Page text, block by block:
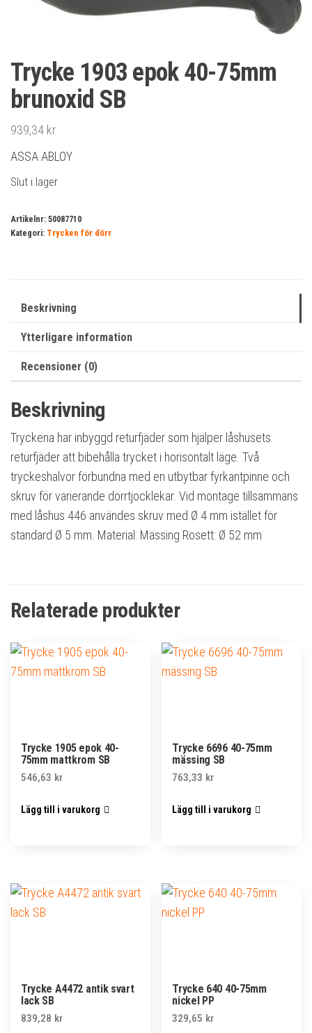
Trycke 1903 epok 40-75mm
brunoxid SB
939,34 kr
ASSA ABLOY
Slut i lager
Artikelnr: 50087710
Kategori: Trycken för dörr
Beskrivning
Ytterligare information
Recensioner (0)
Beskrivning
Tryckena har inbyggd returfjäder som hjälper låshusets
returfjäder att bibehålla trycket i horisontalt läge. Två
tryckeshalvor förbundna med en utbytbar fyrkantpinne och
skruv för varierande dörrtjocklekar. Vid montage tillsammans
med låshus 446 användes skruv med Ø 4 mm istället för
standard Ø 5 mm. Material: Mässing Rosett: Ø 52 mm
Relaterade produkter
Trycke 1905 epok 40-
75mm mattkrom SB
546,63 kr
Lägg till i varukorg
Trycke 6696 40-75mm
mässing SB
763,33 kr
Lägg till i varukorg
Trycke A4472 antik svart
lack SB
839,28 kr
Trycke 640 40-75mm
nickel PP
329,65 kr